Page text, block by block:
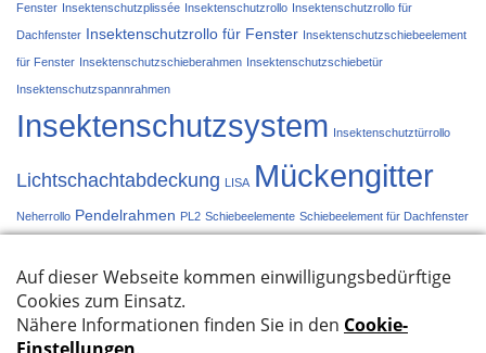
Fenster Insektenschutzplissée Insektenschutzrollo Insektenschutzrollo für
Dachfenster Insektenschutzrollo für Fenster Insektenschutzschiebeelement
für Fenster Insektenschutzschieberahmen Insektenschutzschiebetür
Insektenschutzspannrahmen
Insektenschutzsystem Insektenschutztürrollo
Lichtschachtabdeckung LISA Mückengitter
Neherrollo Pendelrahmen PL2 Schiebeelemente Schiebeelement für Dachfenster